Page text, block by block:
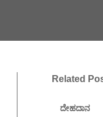
Related
ದೇಹದಾನ